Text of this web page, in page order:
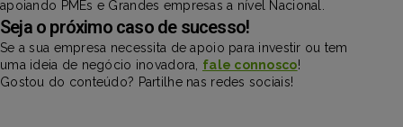
apoiando PMEs e Grandes empresas a nível Nacional.
Seja o próximo caso de sucesso!
Se a sua empresa necessita de apoio para investir ou tem
uma ideia de negócio inovadora, fale connosco!
Gostou do conteúdo? Partilhe nas redes sociais!